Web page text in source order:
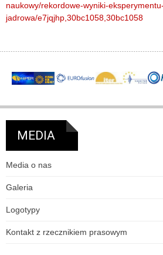
naukowy/rekordowe-wyniki-
jadrowa/e7jqjhp,30bc1058,30bc1058
MEDIA
Media o nas
Galeria
Logotypy
Kontakt z rzecznikiem prasowym